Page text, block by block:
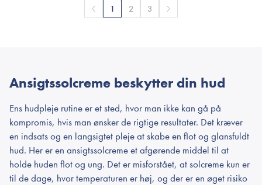
1 2 3
Ansigtssolcreme beskytter din hud
Ens hudpleje rutine er et sted, hvor man ikke kan gå på
kompromis, hvis man ønsker de rigtige resultater. Det kræver
en indsats og en langsigtet pleje at skabe en flot og glansfuldt
hud. Her er en ansigtssolcreme et afgørende middel til at
holde huden flot og ung. Det er misforstået, at solcreme kun er
til de dage, hvor temperaturen er høj, og der er en øget risiko